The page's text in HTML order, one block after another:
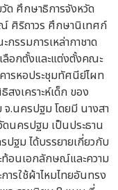
ด ศึกษาธิการจังหวัด
ศิริถาวร ศึกษานิเทศก์
รรมการเหล่ากาชาด
ลือกตั้งและแต่งตั้งคณะ
ารหอประชุมทัศนีย์ไผท
งเคราะห์เด็ก ของ
.นครปฐม โดยมี นางสา
นครปฐม เป็นประธาน
ฐม ได้บรรยายเกี่ยวกับ
ท้อนเอกลักษณ์และความ
ารใช้ผ้าไหมไทยอันทรง